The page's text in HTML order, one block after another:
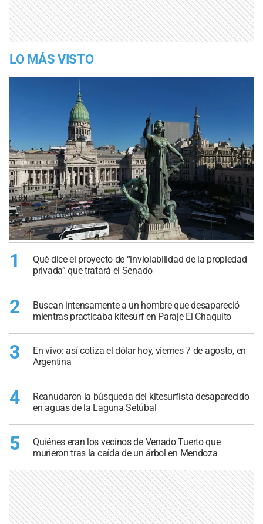
LO MÁS VISTO
1
Qué dice el proyecto de “inviolabilidad de la propiedad
privada” que tratará el Senado
2
Buscan intensamente a un hombre que desapareció
mientras practicaba kitesurf en Paraje El Chaquito
3
En vivo: así cotiza el dólar hoy, viernes 7 de agosto, en
Argentina
4
Reanudaron la búsqueda del kitesurfista desaparecido
en aguas de la Laguna Setúbal
5
Quiénes eran los vecinos de Venado Tuerto que
murieron tras la caída de un árbol en Mendoza